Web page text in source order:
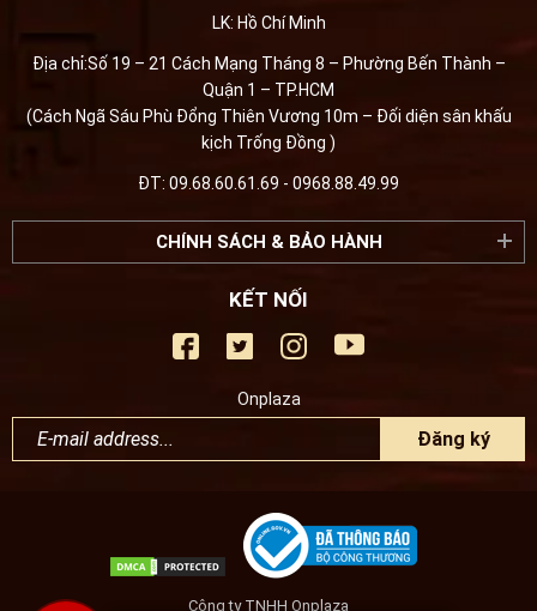
LK: Hồ Chí Minh
Địa chỉ:Số 19 – 21 Cách Mạng Tháng 8 – Phường Bến Thành –
Quận 1 – TP.HCM
(Cách Ngã Sáu Phù Đổng Thiên Vương 10m – Đối diện sân khấu
kịch Trống Đồng )
ĐT: 09.68.60.61.69 - 0968.88.49.99
CHÍNH SÁCH & BẢO HÀNH
KẾT NỐI
Onplaza
Đăng ký
Công ty TNHH Onplaza